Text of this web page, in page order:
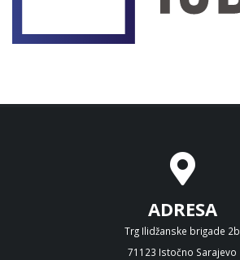
ADRESA
Trg Ilidžanske brigade 2b
71123 Istočno Sarajevo